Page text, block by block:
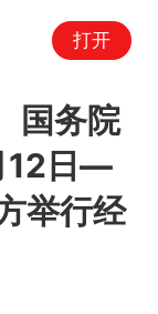
打开
国务院
12日—
举行经